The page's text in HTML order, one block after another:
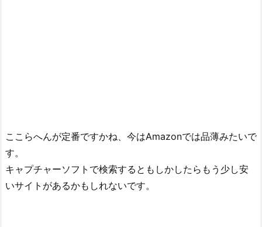
ここらへんが定番ですかね、今はAmazonでは品薄みたいで
す。
キャプチャーソフトで検索するともしかしたらもう少し安
いサイトがあるかもしれないです。